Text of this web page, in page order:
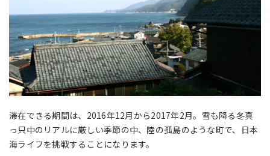
滞在できる期間は、2016年12月から2017年2月。雪も降る冬真
っ只中のリアルに厳しい季節の中、陸の孤島のような町で、日本
海ライフを挑戦することになります。